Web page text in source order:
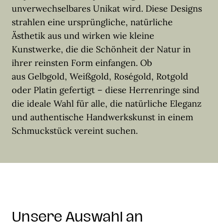
unverwechselbares Unikat wird. Diese Designs
strahlen eine ursprüngliche, natürliche
Ästhetik aus und wirken wie kleine
Kunstwerke, die die Schönheit der Natur in
ihrer reinsten Form einfangen. Ob
aus Gelbgold, Weißgold, Roségold, Rotgold
oder Platin gefertigt – diese Herrenringe sind
die ideale Wahl für alle, die natürliche Eleganz
und authentische Handwerkskunst in einem
Schmuckstück vereint suchen.
Unsere Auswahl an